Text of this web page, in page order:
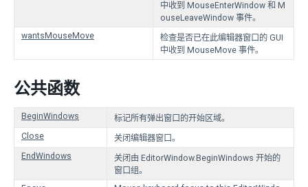
中收到 MouseEnterWindow 和 M
ouseLeaveWindow 事件。
wantsMouseMove
检查是否已在此编辑器窗口的 GUI
中收到 MouseMove 事件。
公共函数
BeginWindows
标记所有弹出窗口的开始区域。
Close
关闭编辑器窗口。
EndWindows
关闭由 EditorWindow.BeginWindows 开始的
窗口组。